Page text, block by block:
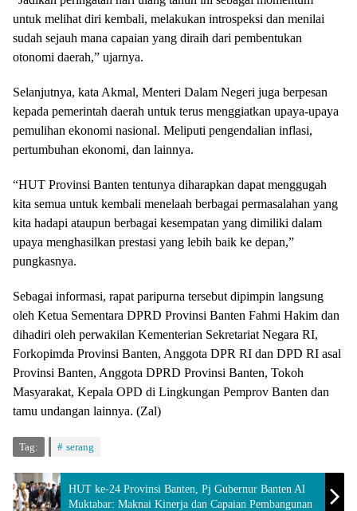
untuk melihat diri kembali, melakukan introspeksi dan menilai
sudah sejauh mana capaian yang diraih dari pembentukan
otonomi daerah,” ujarnya.
Selanjutnya, kata Akmal, Menteri Dalam Negeri juga berpesan
kepada pemerintah daerah untuk terus menggiatkan upaya-upaya
pemulihan ekonomi nasional. Meliputi pengendalian inflasi,
pertumbuhan ekonomi, dan lainnya.
“HUT Provinsi Banten tentunya diharapkan dapat menggugah
kita semua untuk kembali menelaah berbagai permasalahan yang
kita hadapi ataupun berbagai kesempatan yang dimiliki dalam
upaya menghasilkan prestasi yang lebih baik ke depan,”
pungkasnya.
Sebagai informasi, rapat paripurna tersebut dipimpin langsung
oleh Ketua Sementara DPRD Provinsi Banten Fahmi Hakim dan
dihadiri oleh perwakilan Kementerian Sekretariat Negara RI,
Forkopimda Provinsi Banten, Anggota DPR RI dan DPD RI asal
Provinsi Banten, Anggota DPRD Provinsi Banten, Tokoh
Masyarakat, Kepala OPD di Lingkungan Pemprov Banten dan
tamu undangan lainnya. (Zal)
Tag: serang
HUT ke-24 Provinsi Banten, Pj Gubernur Banten Al
Muktabar: Maknai Kinerja dan Capaian Pembangunan